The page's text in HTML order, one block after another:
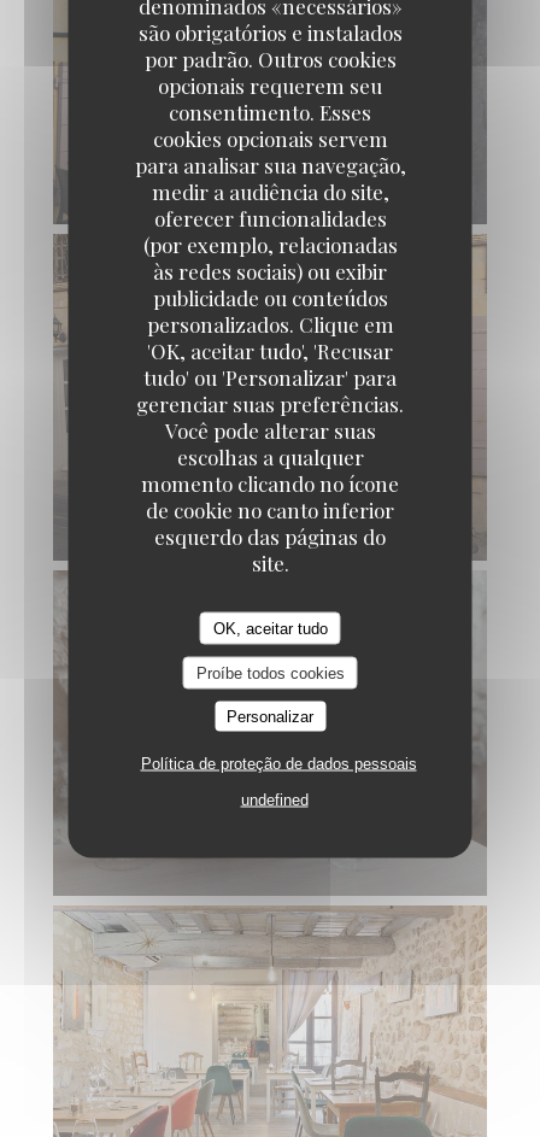
são obrigatórios e instalados
por padrão. Outros cookies
opcionais requerem seu
consentimento. Esses
cookies opcionais servem
para analisar sua navegação,
medir a audiência do site,
oferecer funcionalidades
(por exemplo, relacionadas
às redes sociais) ou exibir
publicidade ou conteúdos
personalizados. Clique em
'OK, aceitar tudo', 'Recusar
tudo' ou 'Personalizar' para
gerenciar suas preferências.
Você pode alterar suas
escolhas a qualquer
momento clicando no ícone
de cookie no canto inferior
esquerdo das páginas do
site.
OK, aceitar tudo
Proíbe todos cookies
Personalizar
Política de proteção de dados pessoais
undefined